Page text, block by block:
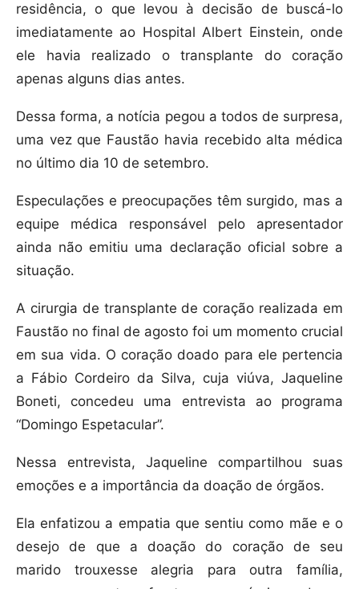
residência, o que levou à decisão de buscá-lo
imediatamente ao Hospital Albert Einstein, onde
ele havia realizado o transplante do coração
apenas alguns dias antes.
Dessa forma, a notícia pegou a todos de surpresa,
uma vez que Faustão havia recebido alta médica
no último dia 10 de setembro.
Especulações e preocupações têm surgido, mas a
equipe médica responsável pelo apresentador
ainda não emitiu uma declaração oficial sobre a
situação.
A cirurgia de transplante de coração realizada em
Faustão no final de agosto foi um momento crucial
em sua vida. O coração doado para ele pertencia
a Fábio Cordeiro da Silva, cuja viúva, Jaqueline
Boneti, concedeu uma entrevista ao programa
“Domingo Espetacular”.
Nessa entrevista, Jaqueline compartilhou suas
emoções e a importância da doação de órgãos.
Ela enfatizou a empatia que sentiu como mãe e o
desejo de que a doação do coração de seu
marido trouxesse alegria para outra família,